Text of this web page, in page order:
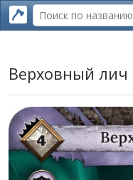
Верховный лич